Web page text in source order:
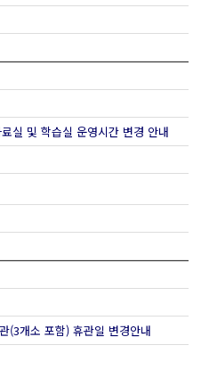
실 및 학습실 운영시간 변경 안내
(3개소 포함) 휴관일 변경안내